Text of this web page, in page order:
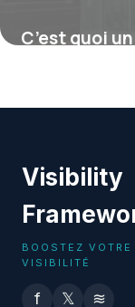
C’est quoi
Visibility
BOOSTEZ VOTRE
VISIBILITÉ
f 𝕏 ≋